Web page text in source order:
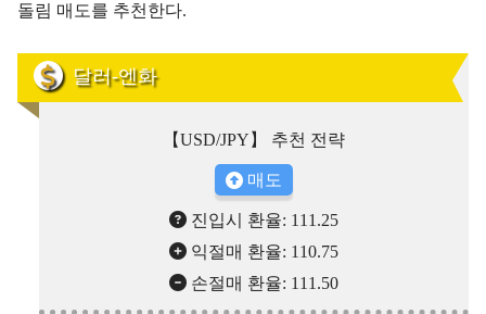
돌림 매도를 추천한다.
달러-엔화
【USD/JPY】 추천 전략
매도
진입시 환율: 111.25
익절매 환율: 110.75
손절매 환율: 111.50